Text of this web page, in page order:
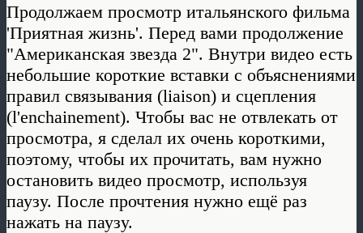
Продолжаем просмотр итальянского фильма
'Приятная жизнь'. Перед вами продолжение
"Американская звезда 2". Внутри видео есть
небольшие короткие встaвки с объяснениями
правил связывания (liaison) и сцепления
(l'enchainement). Чтобы вас не отвлекать от
просмотра, я сделал их очень короткими,
поэтому, чтобы их прочитать, вам нужно
остановить видео просмотр, используя
паузу. После прочтения нужно ещё раз
нажать на паузу.